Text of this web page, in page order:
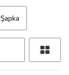
Şapka